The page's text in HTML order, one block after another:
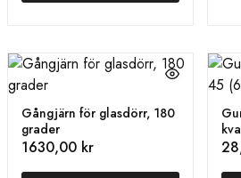
Gångjärn för glasdörr, 180
grader
1630,00 kr